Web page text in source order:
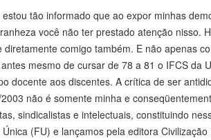
tão informado que ao expor minhas
você não ter prestado atenção nisso.
comigo também. E não apenas
antes mesmo de cursar de 78 a 81 o IFCS da
docente aos discentes. A crítica de ser
não é somente minha e
sindicalistas e intelectuais, constituindo
(FU) e lançamos pela editora